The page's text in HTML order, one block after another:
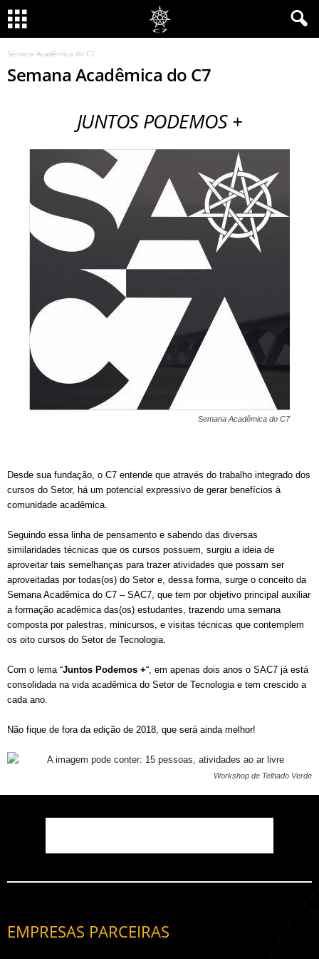
Semana Acadêmica do C7
Semana Acadêmica do C7
JUNTOS PODEMOS +
Semana Acadêmica do C7
Desde sua fundação, o C7 entende que através do trabalho integrado dos
cursos do Setor, há um potencial expressivo de gerar benefícios à
comunidade acadêmica.
Seguindo essa linha de pensamento e sabendo das diversas
similaridades técnicas que os cursos possuem, surgiu a ideia de
aproveitar tais semelhanças para trazer atividades que possam ser
aproveitadas por todas(os) do Setor e, dessa forma, surge o conceito da
Semana Acadêmica do C7 – SAC7, que tem por objetivo principal auxiliar
a formação acadêmica das(os) estudantes, trazendo uma semana
composta por palestras, minicursos, e visitas técnicas que contemplem
os oito cursos do Setor de Tecnologia.
Com o lema “Juntos Podemos +“, em apenas dois anos o SAC7 já está
consolidada na vida acadêmica do Setor de Tecnologia e tem crescido a
cada ano.
Não fique de fora da edição de 2018, que será ainda melhor!
Workshop de Telhado Verde
EMPRESAS PARCEIRAS